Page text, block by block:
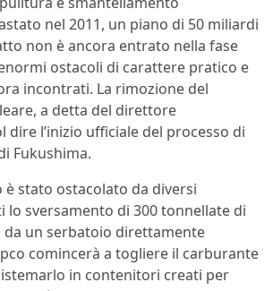
nel 2011, un piano di 50 miliardi
non è ancora entrato nella fase
ostacoli di carattere pratico e
incontrati. La rimozione del
a detta del direttore
dire l’inizio ufficiale del processo di
Fukushima.
è stato ostacolato da diversi
lo sversamento di 300 tonnellate di
un serbatoio direttamente
comincerà a togliere il carburante
in contenitori creati per